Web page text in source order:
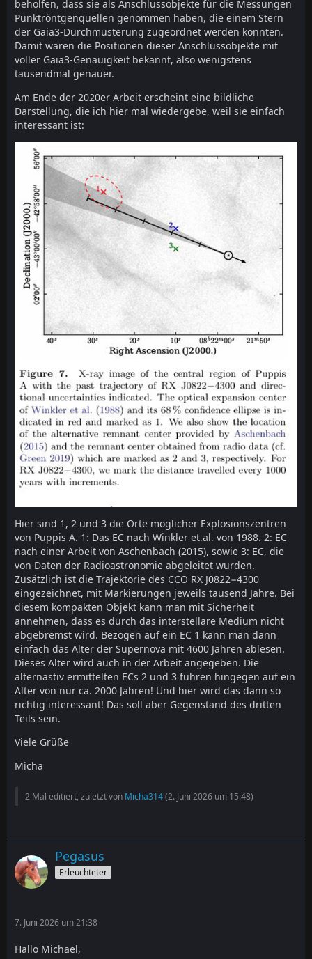
beholfen, dass sie als Anschlussobjekte für die Messungen
Punktröntgenquellen genommen haben, die einem Stern
der Gaia3-Durchmusterung zugeordnet werden konnten.
Damit waren die Positionen dieser Anschlussobjekte mit
voller Gaia3-Genauigkeit bekannt, also wenigstens
tausendmal genauer.
Am Ende der 2020er Arbeit erscheint eine bildliche
Darstellung, die ich hier mal wiedergebe, weil sie einfach
interessant ist:
Hier sind 1, 2 und 3 die Orte möglicher Explosionszentren
von Puppis A. 1: Das EC nach Winkler et.al. von 1988. 2: EC
nach einer Arbeit von Aschenbach (2015), sowie 3: EC, die
von Daten der Radioastronomie abgeleitet wurden.
Zusätzlich ist die Trajektorie des CCO RX J0822−4300
eingezeichnet, mit Markierungen jeweils tausend Jahre. Bei
diesem kompakten Objekt kann man mit Sicherheit
annehmen, dass es durch das interstellare Medium nicht
abgebremst wird. Bezogen auf ein EC 1 kann man dann
einfach das Alter der Supernova mit 4600 Jahren ablesen.
Dieses Alter wird auch in der Arbeit angegeben. Die
alternastiv ermittelten ECs 2 und 3 führen hingegen auf ein
Alter von nur ca. 2000 Jahren! Und hier wird das dann so
richtig interessant! Das soll aber Gegenstand des dritten
Teils sein.
Viele Grüße
Micha
2 Mal editiert, zuletzt von Micha314(2. Juni 2026 um 15:48)
Pegasus
Erleuchteter
7. Juni 2026 um 21:38
Hallo Michael,